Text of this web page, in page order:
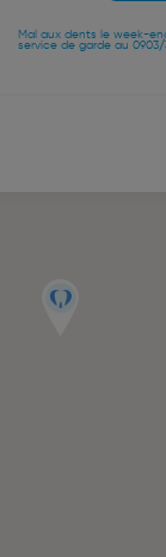
Mal aux dents le week-
service de garde au 0903/